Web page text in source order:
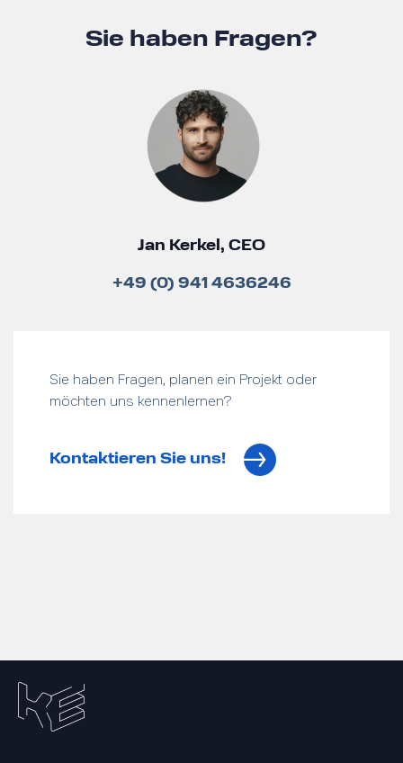
Sie haben Fragen?
Jan Kerkel, CEO
+49 (0) 941 4636246
Sie haben Fragen, planen ein Projekt oder
möchten uns kennenlernen?
Kontaktieren Sie uns!